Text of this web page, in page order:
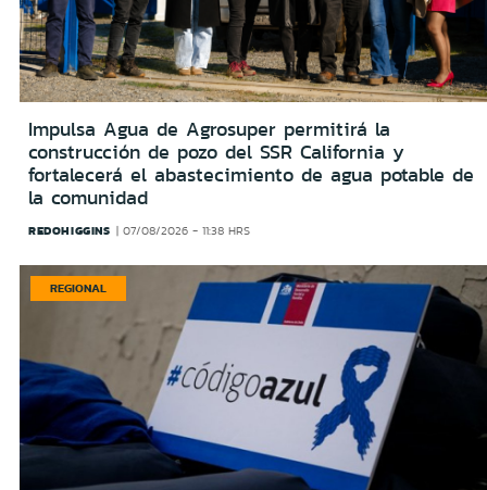
Impulsa Agua de Agrosuper permitirá la
construcción de pozo del SSR California y
fortalecerá el abastecimiento de agua potable de
la comunidad
REDOHIGGINS 07/08/2026 - 11:38 HRS
REGIONAL